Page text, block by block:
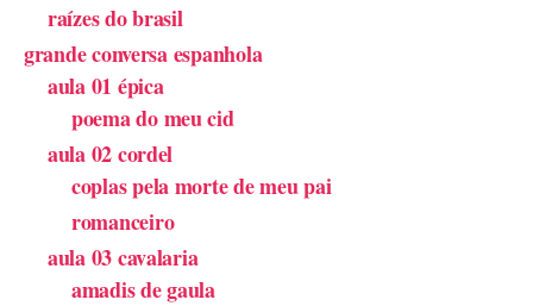
raízes do brasil
grande conversa espanhola
aula 01 épica
poema do meu cid
aula 02 cordel
coplas pela morte de meu pai
romanceiro
aula 03 cavalaria
amadis de gaula